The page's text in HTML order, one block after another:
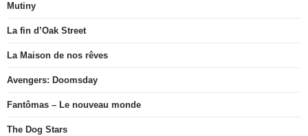
Mutiny
La fin d’Oak Street
La Maison de nos rêves
Avengers: Doomsday
Fantômas – Le nouveau monde
The Dog Stars